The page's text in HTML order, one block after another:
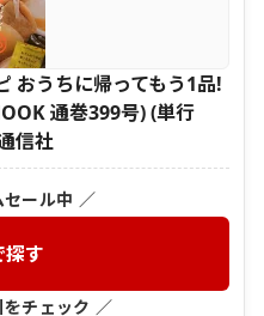
おうちに帰ってもう1品!
通巻399号) (単行
信社
ール中 ／
探す
チェック ／